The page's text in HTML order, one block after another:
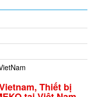
Thiết bị